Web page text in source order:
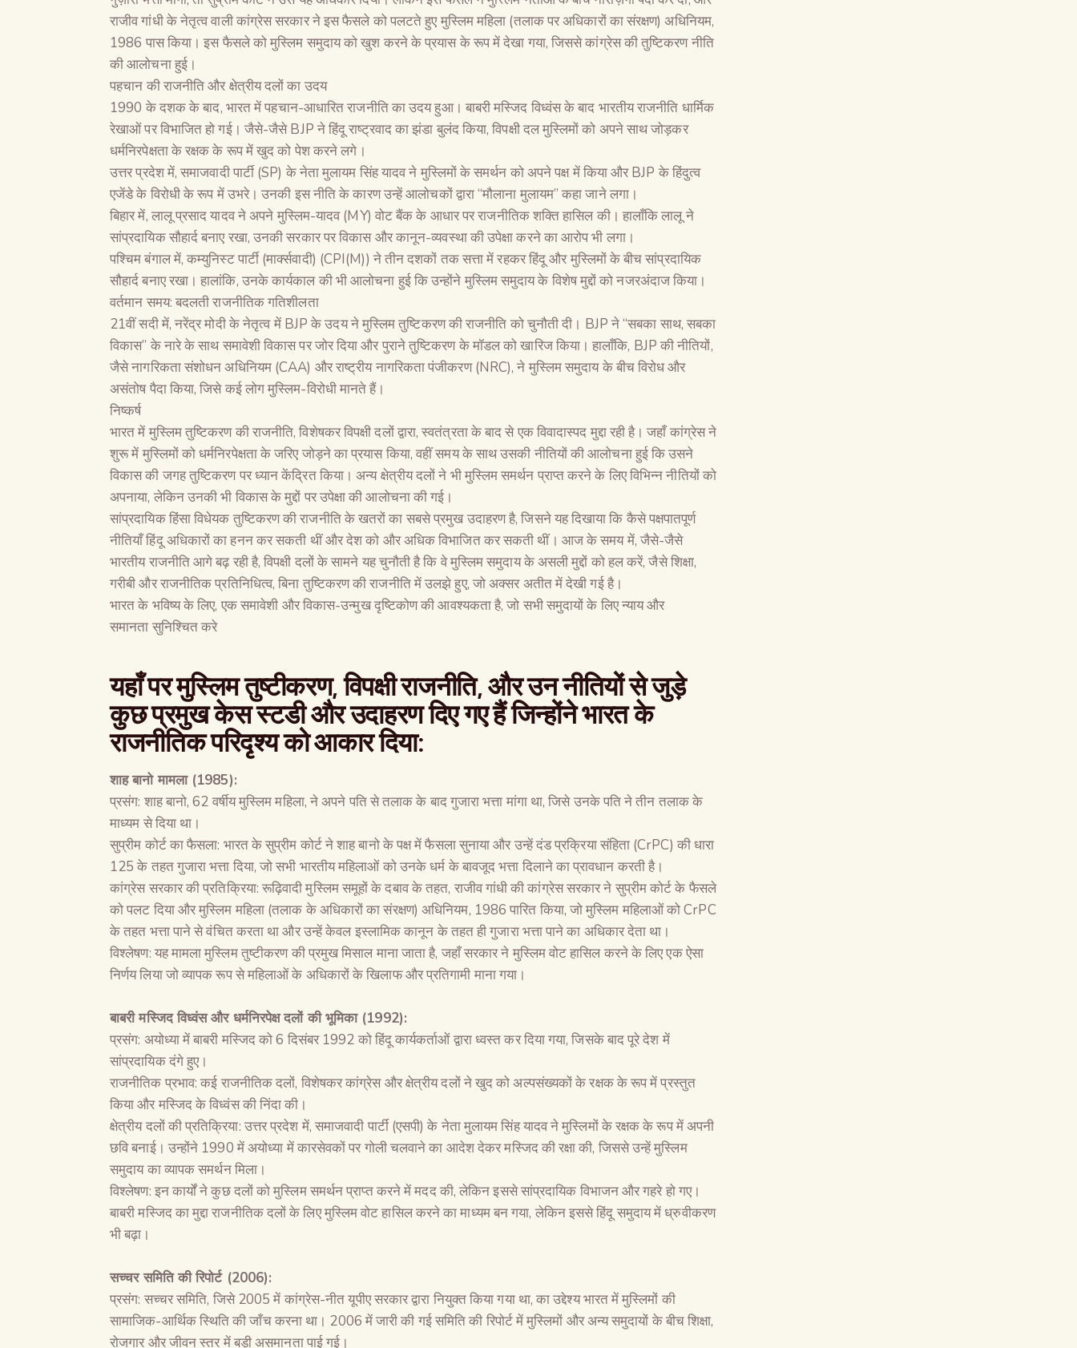
राजीव गांधी के नेतृत्व वाली कांग्रेस सरकार ने इस फैसले को पलटते हुए मुस्लिम महिला (तलाक पर अधिकारों का संरक्षण) अधिनियम,
1986 पास किया। इस फैसले को मुस्लिम समुदाय को खुश करने के प्रयास के रूप में देखा गया, जिससे कांग्रेस की तुष्टिकरण नीति
की आलोचना हुई।
पहचान की राजनीति और क्षेत्रीय दलों का उदय
1990 के दशक के बाद, भारत में पहचान-आधारित राजनीति का उदय हुआ। बाबरी मस्जिद विध्वंस के बाद भारतीय राजनीति धार्मिक
रेखाओं पर विभाजित हो गई। जैसे-जैसे BJP ने हिंदू राष्ट्रवाद का झंडा बुलंद किया, विपक्षी दल मुस्लिमों को अपने साथ जोड़कर
धर्मनिरपेक्षता के रक्षक के रूप में खुद को पेश करने लगे।
उत्तर प्रदेश में, समाजवादी पार्टी (SP) के नेता मुलायम सिंह यादव ने मुस्लिमों के समर्थन को अपने पक्ष में किया और BJP के हिंदुत्व
एजेंडे के विरोधी के रूप में उभरे। उनकी इस नीति के कारण उन्हें आलोचकों द्वारा “मौलाना मुलायम” कहा जाने लगा।
बिहार में, लालू प्रसाद यादव ने अपने मुस्लिम-यादव (MY) वोट बैंक के आधार पर राजनीतिक शक्ति हासिल की। हालाँकि लालू ने
सांप्रदायिक सौहार्द बनाए रखा, उनकी सरकार पर विकास और कानून-व्यवस्था की उपेक्षा करने का आरोप भी लगा।
पश्चिम बंगाल में, कम्युनिस्ट पार्टी (मार्क्सवादी) (CPI(M)) ने तीन दशकों तक सत्ता में रहकर हिंदू और मुस्लिमों के बीच सांप्रदायिक
सौहार्द बनाए रखा। हालांकि, उनके कार्यकाल की भी आलोचना हुई कि उन्होंने मुस्लिम समुदाय के विशेष मुद्दों को नजरअंदाज किया।
वर्तमान समय: बदलती राजनीतिक गतिशीलता
21वीं सदी में, नरेंद्र मोदी के नेतृत्व में BJP के उदय ने मुस्लिम तुष्टिकरण की राजनीति को चुनौती दी। BJP ने “सबका साथ, सबका
विकास” के नारे के साथ समावेशी विकास पर जोर दिया और पुराने तुष्टिकरण के मॉडल को खारिज किया। हालाँकि, BJP की नीतियों,
जैसे नागरिकता संशोधन अधिनियम (CAA) और राष्ट्रीय नागरिकता पंजीकरण (NRC), ने मुस्लिम समुदाय के बीच विरोध और
असंतोष पैदा किया, जिसे कई लोग मुस्लिम-विरोधी मानते हैं।
निष्कर्ष
भारत में मुस्लिम तुष्टिकरण की राजनीति, विशेषकर विपक्षी दलों द्वारा, स्वतंत्रता के बाद से एक विवादास्पद मुद्दा रही है। जहाँ कांग्रेस ने
शुरू में मुस्लिमों को धर्मनिरपेक्षता के जरिए जोड़ने का प्रयास किया, वहीं समय के साथ उसकी नीतियों की आलोचना हुई कि उसने
विकास की जगह तुष्टिकरण पर ध्यान केंद्रित किया। अन्य क्षेत्रीय दलों ने भी मुस्लिम समर्थन प्राप्त करने के लिए विभिन्न नीतियों को
अपनाया, लेकिन उनकी भी विकास के मुद्दों पर उपेक्षा की आलोचना की गई।
सांप्रदायिक हिंसा विधेयक तुष्टिकरण की राजनीति के खतरों का सबसे प्रमुख उदाहरण है, जिसने यह दिखाया कि कैसे पक्षपातपूर्ण
नीतियाँ हिंदू अधिकारों का हनन कर सकती थीं और देश को और अधिक विभाजित कर सकती थीं। आज के समय में, जैसे-जैसे
भारतीय राजनीति आगे बढ़ रही है, विपक्षी दलों के सामने यह चुनौती है कि वे मुस्लिम समुदाय के असली मुद्दों को हल करें, जैसे शिक्षा,
गरीबी और राजनीतिक प्रतिनिधित्व, बिना तुष्टिकरण की राजनीति में उलझे हुए, जो अक्सर अतीत में देखी गई है।
भारत के भविष्य के लिए, एक समावेशी और विकास-उन्मुख दृष्टिकोण की आवश्यकता है, जो सभी समुदायों के लिए न्याय और
समानता सुनिश्चित करे
यहाँ पर मुस्लिम तुष्टीकरण, विपक्षी राजनीति, और उन नीतियों से जुड़े
कुछ प्रमुख केस स्टडी और उदाहरण दिए गए हैं जिन्होंने भारत के
राजनीतिक परिदृश्य को आकार दिया:
शाह बानो मामला (1985):
प्रसंग: शाह बानो, 62 वर्षीय मुस्लिम महिला, ने अपने पति से तलाक के बाद गुजारा भत्ता मांगा था, जिसे उनके पति ने तीन तलाक के
माध्यम से दिया था।
सुप्रीम कोर्ट का फैसला: भारत के सुप्रीम कोर्ट ने शाह बानो के पक्ष में फैसला सुनाया और उन्हें दंड प्रक्रिया संहिता (CrPC) की धारा
125 के तहत गुजारा भत्ता दिया, जो सभी भारतीय महिलाओं को उनके धर्म के बावजूद भत्ता दिलाने का प्रावधान करती है।
कांग्रेस सरकार की प्रतिक्रिया: रूढ़िवादी मुस्लिम समूहों के दबाव के तहत, राजीव गांधी की कांग्रेस सरकार ने सुप्रीम कोर्ट के फैसले
को पलट दिया और मुस्लिम महिला (तलाक के अधिकारों का संरक्षण) अधिनियम, 1986 पारित किया, जो मुस्लिम महिलाओं को CrPC
के तहत भत्ता पाने से वंचित करता था और उन्हें केवल इस्लामिक कानून के तहत ही गुजारा भत्ता पाने का अधिकार देता था।
विश्लेषण: यह मामला मुस्लिम तुष्टीकरण की प्रमुख मिसाल माना जाता है, जहाँ सरकार ने मुस्लिम वोट हासिल करने के लिए एक ऐसा
निर्णय लिया जो व्यापक रूप से महिलाओं के अधिकारों के खिलाफ और प्रतिगामी माना गया।
बाबरी मस्जिद विध्वंस और धर्मनिरपेक्ष दलों की भूमिका (1992):
प्रसंग: अयोध्या में बाबरी मस्जिद को 6 दिसंबर 1992 को हिंदू कार्यकर्ताओं द्वारा ध्वस्त कर दिया गया, जिसके बाद पूरे देश में
सांप्रदायिक दंगे हुए।
राजनीतिक प्रभाव: कई राजनीतिक दलों, विशेषकर कांग्रेस और क्षेत्रीय दलों ने खुद को अल्पसंख्यकों के रक्षक के रूप में प्रस्तुत
किया और मस्जिद के विध्वंस की निंदा की।
क्षेत्रीय दलों की प्रतिक्रिया: उत्तर प्रदेश में, समाजवादी पार्टी (एसपी) के नेता मुलायम सिंह यादव ने मुस्लिमों के रक्षक के रूप में अपनी
छवि बनाई। उन्होंने 1990 में अयोध्या में कारसेवकों पर गोली चलवाने का आदेश देकर मस्जिद की रक्षा की, जिससे उन्हें मुस्लिम
समुदाय का व्यापक समर्थन मिला।
विश्लेषण: इन कार्यों ने कुछ दलों को मुस्लिम समर्थन प्राप्त करने में मदद की, लेकिन इससे सांप्रदायिक विभाजन और गहरे हो गए।
बाबरी मस्जिद का मुद्दा राजनीतिक दलों के लिए मुस्लिम वोट हासिल करने का माध्यम बन गया, लेकिन इससे हिंदू समुदाय में ध्रुवीकरण
भी बढ़ा।
सच्चर समिति की रिपोर्ट (2006):
प्रसंग: सच्चर समिति, जिसे 2005 में कांग्रेस-नीत यूपीए सरकार द्वारा नियुक्त किया गया था, का उद्देश्य भारत में मुस्लिमों की
सामाजिक-आर्थिक स्थिति की जाँच करना था। 2006 में जारी की गई समिति की रिपोर्ट में मुस्लिमों और अन्य समुदायों के बीच शिक्षा,
रोजगार और जीवन स्तर में बड़ी असमानता पाई गई।